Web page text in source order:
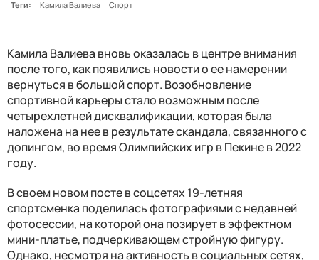
Теги:
Камила Валиева Спорт
Камила Валиева вновь оказалась в центре внимания
после того, как появились новости о ее намерении
вернуться в большой спорт. Возобновление
спортивной карьеры стало возможным после
четырехлетней дисквалификации, которая была
наложена на нее в результате скандала, связанного с
допингом, во время Олимпийских игр в Пекине в 2022
году.
В своем новом посте в соцсетях 19-летняя
спортсменка поделилась фотографиями с недавней
фотосессии, на которой она позирует в эффектном
мини-платье, подчеркивающем стройную фигуру.
Однако, несмотря на активность в социальных сетях,